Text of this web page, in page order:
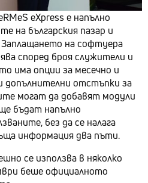
eXpress е напълно
на българския пазар и
на софтуера
според броя служители и
има опции за месечно и
допълнителни отстъпки за
могат да добавят модули
бъдат напълно
без да се налага
информация два пъти.
се използва в няколко
беше официалното